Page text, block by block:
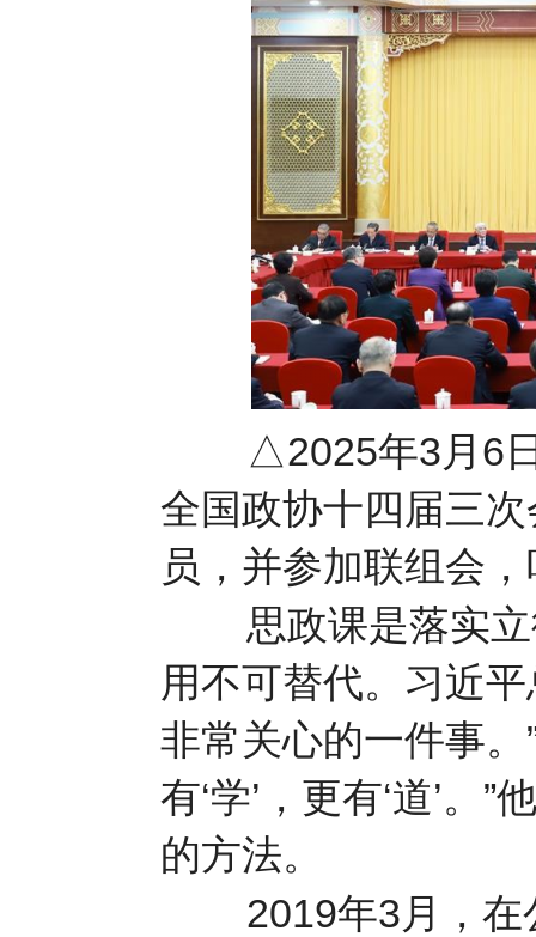
△2025年3月6
全国政协十四届三
员，并参加联组会
思政课是落实立
用不可替代。习近
非常关心的一件事。
有‘学’，更有‘道’。
的方法。
2019年3月，在